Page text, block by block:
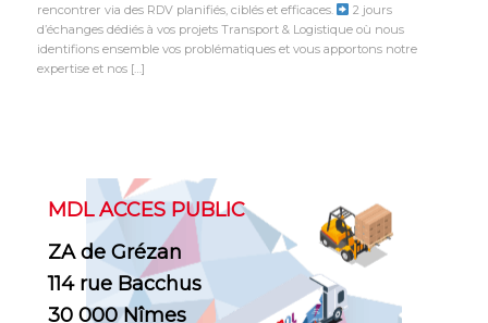
rencontrer via des RDV planifiés, ciblés et efficaces.
2 jours
d’échanges dédiés à vos projets Transport & Logistique où nous
identifions ensemble vos problématiques et vous apportons notre
expertise et nos […]
MDL ACCES PUBLIC
ZA de Grézan
114 rue Bacchus
30 000 Nîmes